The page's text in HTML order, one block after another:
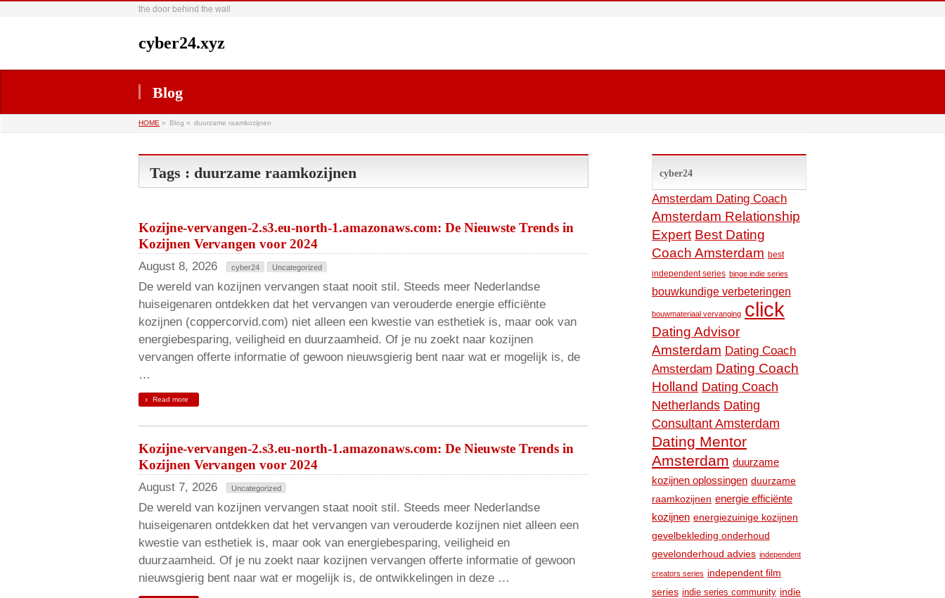
the door behind the wall
cyber24.xyz
Blog
HOME » Blog » duurzame raamkozijnen
Tags : duurzame raamkozijnen
Kozijne-vervangen-2.s3.eu-north-1.amazonaws.com: De Nieuwste Trends in
Kozijnen Vervangen voor 2024
August 8, 2026 cyber24 Uncategorized
De wereld van kozijnen vervangen staat nooit stil. Steeds meer Nederlandse
huiseigenaren ontdekken dat het vervangen van verouderde energie efficiënte
kozijnen (coppercorvid.com) niet alleen een kwestie van esthetiek is, maar ook van
energiebesparing, veiligheid en duurzaamheid. Of je nu zoekt naar kozijnen
vervangen offerte informatie of gewoon nieuwsgierig bent naar wat er mogelijk is, de
…
Read more
Kozijne-vervangen-2.s3.eu-north-1.amazonaws.com: De Nieuwste Trends in
Kozijnen Vervangen voor 2024
August 7, 2026 Uncategorized
De wereld van kozijnen vervangen staat nooit stil. Steeds meer Nederlandse
huiseigenaren ontdekken dat het vervangen van verouderde kozijnen niet alleen een
kwestie van esthetiek is, maar ook van energiebesparing, veiligheid en
duurzaamheid. Of je nu zoekt naar kozijnen vervangen offerte informatie of gewoon
nieuwsgierig bent naar wat er mogelijk is, de ontwikkelingen in deze …
cyber24
Amsterdam Dating Coach
Amsterdam Relationship
Expert Best Dating
Coach Amsterdam best
independent series binge indie series
bouwkundige verbeteringen
bouwmateriaal vervanging click
Dating Advisor
Amsterdam Dating Coach
Amsterdam Dating Coach
Holland Dating Coach
Netherlands Dating
Consultant Amsterdam
Dating Mentor
Amsterdam duurzame
kozijnen oplossingen duurzame
raamkozijnen energie efficiënte
kozijnen energiezuinige kozijnen
gevelbekleding onderhoud
gevelonderhoud advies independent
creators series independent film
series indie series community indie